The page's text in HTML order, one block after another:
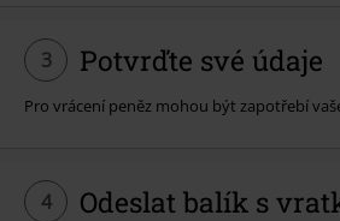
3 Potvrďte své údaje
Pro vrácení peněz mohou být zapotřebí
4 Odeslat balík s